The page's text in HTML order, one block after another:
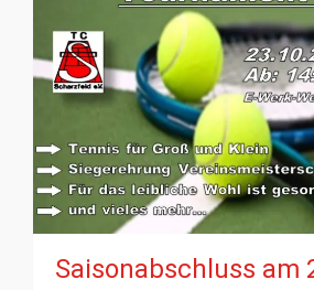
Saisonabschluss am